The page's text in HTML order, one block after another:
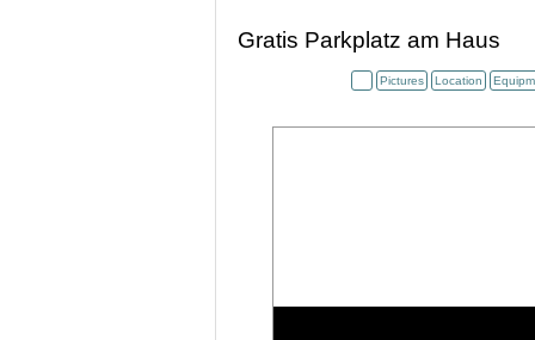
Gratis Parkplatz am Haus
Pictures Location